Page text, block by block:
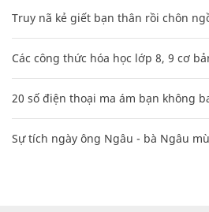
Truy nã kẻ giết bạn thân rồi chôn
Các công thức hóa học lớp 8, 9 cơ
20 số điện thoại ma ám bạn không
Sự tích ngày ông Ngâu - bà Ngâu